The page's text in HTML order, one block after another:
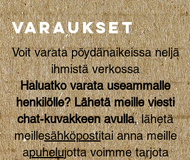
VARAUKSET
Voit varata pöydänaikeissaneljä
ihmistä verkossa
Haluatko varata useammalle
henkilölle? Lähetä meille viesti
chat-kuvakkeen avulla, lähetä
meillesähköpostitai anna meille
apuhelujotta voimme tarjota